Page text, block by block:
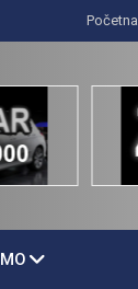
Početna